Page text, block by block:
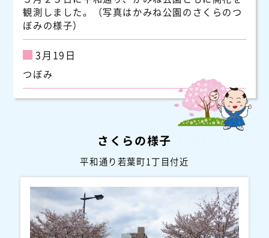
観測しました。（写真はかみね公園のさくらのつ
ぼみの様子）
3月19日
つぼみ
さくらの様子
平和通り若葉町1丁目付近